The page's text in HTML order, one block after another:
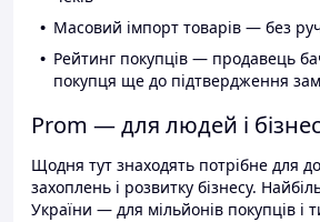
Масовий імпорт товарів — без
Рейтинг покупців — продавець
покупця ще до підтвердження
Prom — для людей і
Щодня тут знаходять потрібне для
захоплень і розвитку бізнесу.
України — для мільйонів покупців і